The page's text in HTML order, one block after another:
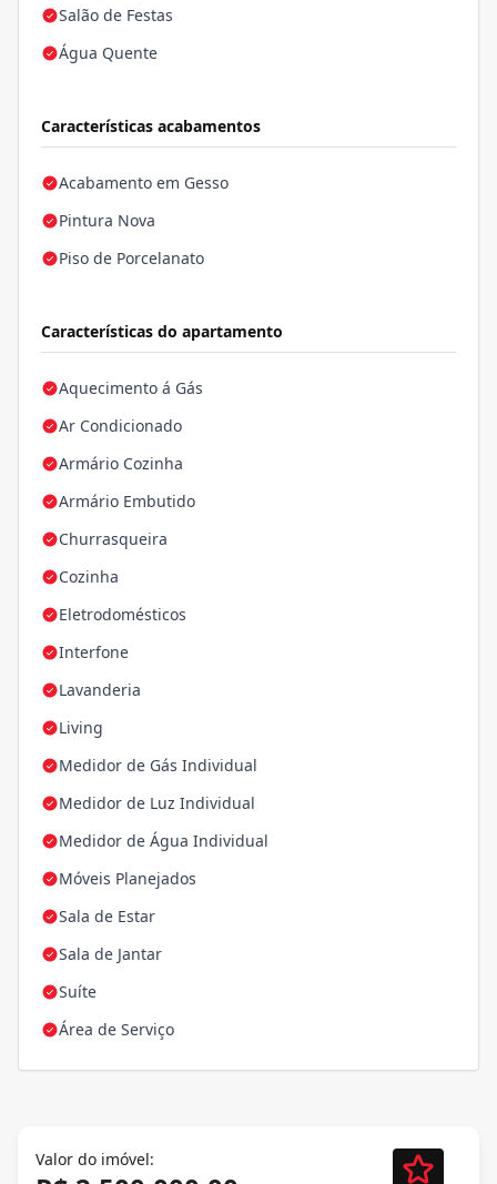
Salão de Festas
Água Quente
Características acabamentos
Acabamento em Gesso
Pintura Nova
Piso de Porcelanato
Características do apartamento
Aquecimento á Gás
Ar Condicionado
Armário Cozinha
Armário Embutido
Churrasqueira
Cozinha
Eletrodomésticos
Interfone
Lavanderia
Living
Medidor de Gás Individual
Medidor de Luz Individual
Medidor de Água Individual
Móveis Planejados
Sala de Estar
Sala de Jantar
Suíte
Área de Serviço
Valor do imóvel: